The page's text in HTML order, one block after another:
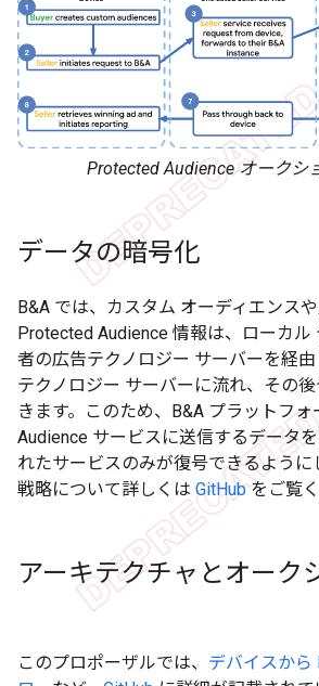
Protected Audience オークシ
データの暗号化
B&A では、カスタム オーディエンス
Protected Audience 情報は、ローカル
者の広告テクノロジー サーバーを経
テクノロジー サーバーに流れ、その
きます。このため、B&A プラットフ
Audience サービスに送信するデータ
れたサービスのみが復号できるように
戦略について詳しくは GitHubをご覧く
アーキテクチャとオーク
このプロポーザルでは、 デバイスから